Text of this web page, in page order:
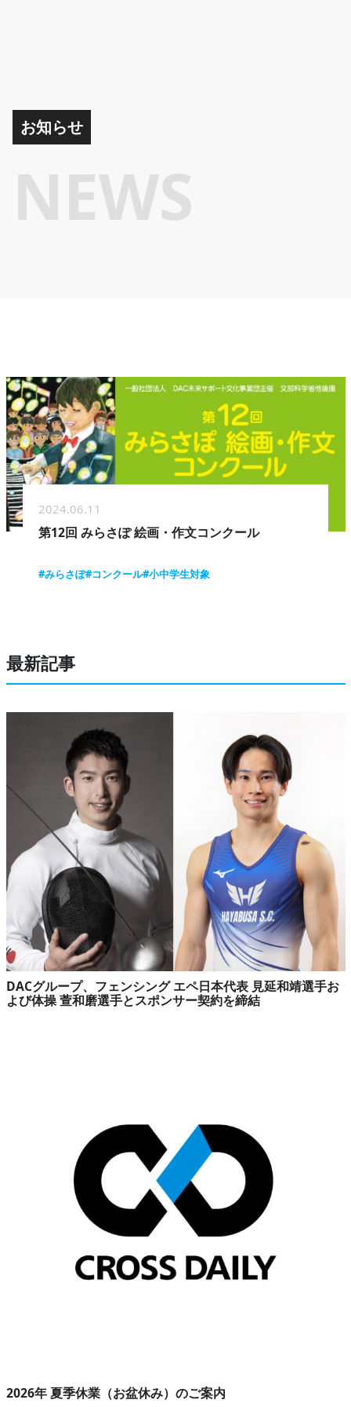
お知らせ
NEWS
2024.06.11
第12回 みらさぽ 絵画・作文コンクール
#みらさぽ#コンクール#小中学生対象
最新記事
DACグループ、フェンシング エペ日本代表 見延和靖選手お
よび体操 萱和磨選手とスポンサー契約を締結
2026年 夏季休業（お盆休み）のご案内